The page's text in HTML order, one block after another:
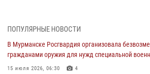
Сотрудники Росгвардии провели инструктаж по
антитеррористической защищенности для членов
ПОПУЛЯРНЫЕ НОВОСТИ
В Мурманске Росгвардия организовала
гражданами оружия для нужд специальной
15 июля 2026, 06:30 4